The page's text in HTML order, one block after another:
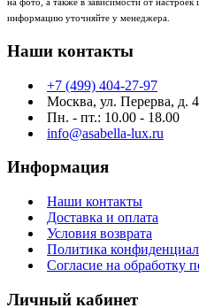
информацию уточняйте у менеджера.
Наши контакты
+7 (499) 404-27-97
Москва, ул. Перерва, д.
Пн. - пт.: 10.00 - 18.00
info@asabella-lux.ru
Информация
Наши контакты
Доставка и оплата
Условия возврата
Политика
Согласие на обработку
Личный кабинет